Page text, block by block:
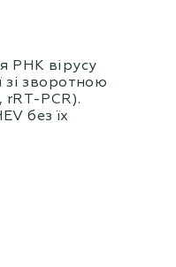
РНК вірусу
зі зворотною
PCR).
без їх